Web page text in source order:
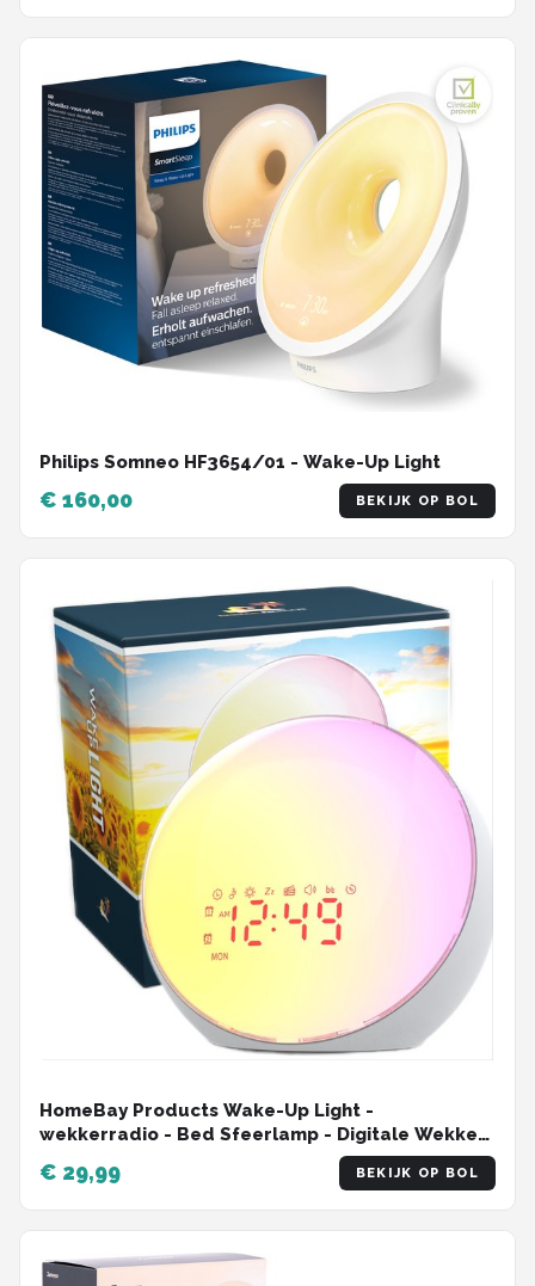
Philips Somneo HF3654/01 - Wake-Up Light
€ 160,00 BEKIJK OP BOL
HomeBay Products Wake-Up Light -
wekkerradio - Bed Sfeerlamp - Digitale Wekker
- White noise - Klok - Batterij Backup - 2 Alarmen
- Dimbaar display – USB oplaad poort - RGB
Effecten - Eenvoudige bediening - 12 of 24 uurs
instelling - Batterijbackup
€ 29,99 BEKIJK OP BOL